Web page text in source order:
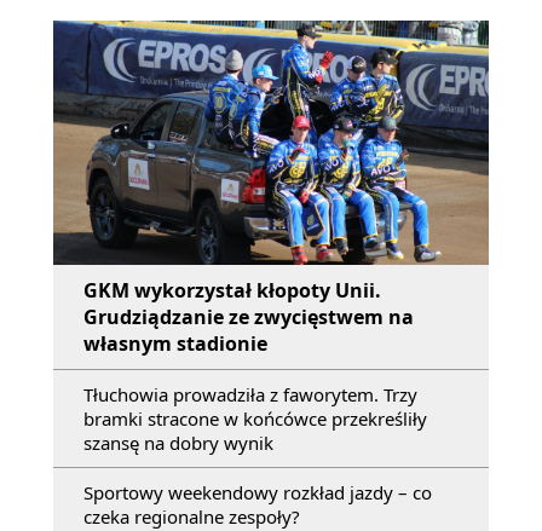
GKM wykorzystał kłopoty Unii.
Grudziądzanie ze zwycięstwem na
własnym stadionie
Tłuchowia prowadziła z faworytem. Trzy
bramki stracone w końcówce przekreśliły
szansę na dobry wynik
Sportowy weekendowy rozkład jazdy – co
czeka regionalne zespoły?